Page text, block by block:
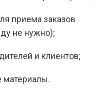
приема заказов
не нужно);
и клиентов;
материалы.